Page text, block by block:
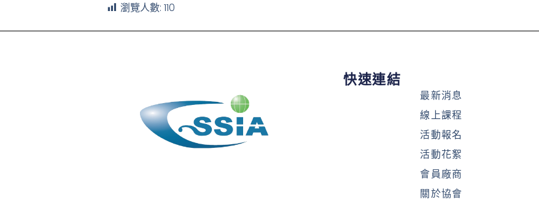
瀏覽人數: 110
快速連結
最新消息
線上課程
活動報名
活動花絮
會員廠商
關於協會